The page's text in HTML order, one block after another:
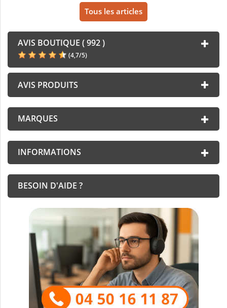
Tous les articles
AVIS BOUTIQUE ( 992 )
(4,7/5)
AVIS PRODUITS
MARQUES
INFORMATIONS
BESOIN D'AIDE ?